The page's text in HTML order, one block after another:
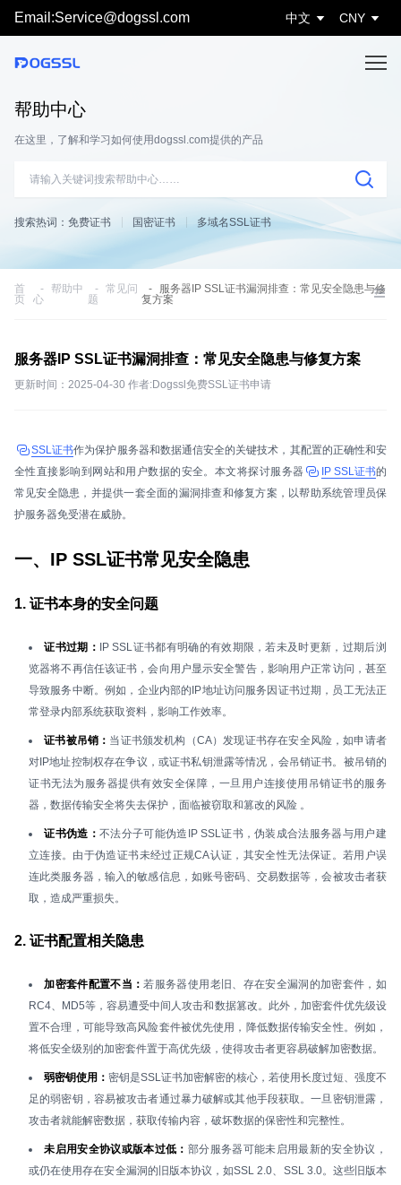
Email:Service@dogssl.com 中文 CNY
帮助中心
在这里，了解和学习如何使用dogssl.com提供的产品
搜索热词： 免费证书 国密证书 多域名SSL证书
首
页
帮助中
心
常见问
题
服务器IP SSL证书漏洞排查：常见安全隐患与修
复方案
服务器IP SSL证书漏洞排查：常见安全隐患与修复方案
更新时间：2025-04-30 作者:Dogssl免费SSL证书申请
SSL证书作为保护服务器和数据通信安全的关键技术，其配置的正确性和安
全性直接影响到网站和用户数据的安全。本文将探讨服务器
IP SSL证书的
常见安全隐患，并提供一套全面的漏洞排查和修复方案，以帮助系统管理员保
护服务器免受潜在威胁。
一、IP SSL证书常见安全隐患
1. 证书本身的安全问题
证书过期：
IP SSL证书都有明确的有效期限，若未及时更新，过期后浏
览器将不再信任该证书，会向用户显示安全警告，影响用户正常访问，甚至
导致服务中断。例如，企业内部的IP地址访问服务因证书过期，员工无法正
常登录内部系统获取资料，影响工作效率。
证书被吊销： 当证书颁发机构（CA）发现证书存在安全风险，如申请者
对IP地址控制权存在争议，或证书私钥泄露等情况，会吊销证书。被吊销的
证书无法为服务器提供有效安全保障，一旦用户连接使用吊销证书的服务
器，数据传输安全将失去保护，面临被窃取和篡改的风险 。
证书伪造： 不法分子可能伪造IP SSL证书，伪装成合法服务器与用户建
立连接。由于伪造证书未经过正规CA认证，其安全性无法保证。若用户误
连此类服务器，输入的敏感信息，如账号密码、交易数据等，会被攻击者获
取，造成严重损失。
2. 证书配置相关隐患
加密套件配置不当：若服务器使用老旧、存在安全漏洞的加密套件，如
RC4、MD5等，容易遭受中间人攻击和数据篡改。此外，加密套件优先级设
置不合理，可能导致高风险套件被优先使用，降低数据传输安全性。例如，
将低安全级别的加密套件置于高优先级，使得攻击者更容易破解加密数据。
弱密钥使用： 密钥是SSL证书加密解密的核心，若使用长度过短、强度不
足的弱密钥，容易被攻击者通过暴力破解或其他手段获取。一旦密钥泄露，
攻击者就能解密数据，获取传输内容，破坏数据的保密性和完整性。
未启用安全协议或版本过低： 部分服务器可能未启用最新的安全协议，
或仍在使用存在安全漏洞的旧版本协议，如SSL 2.0、SSL 3.0。这些旧版本